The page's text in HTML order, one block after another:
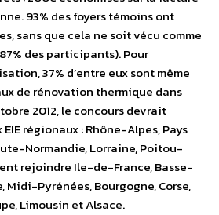
93% des foyers témoins ont
sans que cela ne soit vécu comme
des participants). Pour
37% d’entre eux sont même
de rénovation thermique dans
2012, le concours devrait
EIE régionaux : Rhône-Alpes, Pays
Normandie, Lorraine, Poitou-
rejoindre Ile-de-France, Basse-
Midi-Pyrénées, Bourgogne, Corse,
Limousin et Alsace.